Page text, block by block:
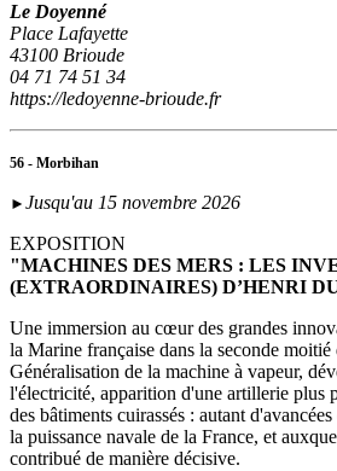
Le Doyenné
Place Lafayette
43100 Brioude
04 71 74 51 34
https://ledoyenne-brioude.fr
56 - Morbihan
► Jusqu'au 15 novembre 2026
EXPOSITION
"MACHINES DES MERS : LES
(EXTRAORDINAIRES) D’HENRI
Une immersion au cœur des grandes
la Marine française dans la seconde
Généralisation de la machine à vapeur,
l'électricité, apparition d'une artillerie plus
des bâtiments cuirassés : autant
la puissance navale de la France, et
contribué de manière décisive.